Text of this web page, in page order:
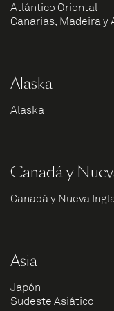
Atlántico Oriental
Canarias, Madeira y
Alaska
Alaska
Canadá y
Canadá y Nueva
Asia
Japón
Sudeste Asiático